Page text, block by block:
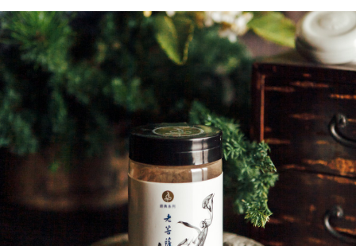
權轉讓予恩沛科技股份有限公司。
２．關於個人資料處理事宜，請瀏覽以下網址：
https://aftee.tw/terms/#terms3
３．未成年的使用者請事先徵得法定代理人或監護人之同意方可使用
「AFTEE先享後付」，若未經同意申辦者引起之損失，本公司不負相關責
４．使用「AFTEE先享後付」時，將依據個別帳號之用戶狀況，依本公司即
時審查核予不同之上限額度；若仍有額度不足之情形，本公司將視審查結果
請求用戶進行身份認證。
５．嚴禁一人註冊多個帳號或使用他人資訊註冊。若發現惡意使用之情形，
恩沛科技股份有限公司將有權停止該用戶之使用額度並採取法律行動。
每筆NT$100，滿NT$1,500(含以上)免運費
離島-黑貓宅配
每筆NT$360
付款後門市自取
免運費
貨到付款
每筆NT$180，滿NT$2,500(含以上)免運費